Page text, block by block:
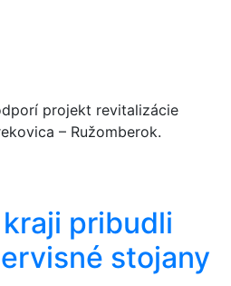
projekt revitalizácie
– Ružomberok.
pribudli
stojany